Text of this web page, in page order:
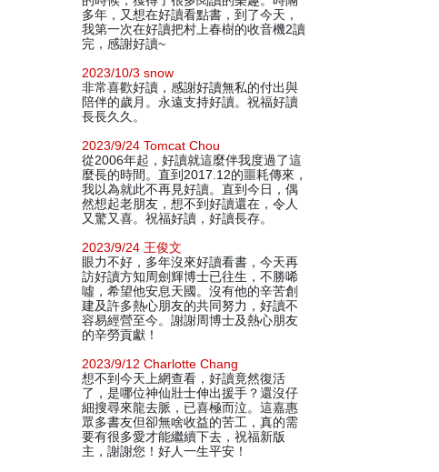
多年，又想在好讀看點書，到了今天，
我第一次在好讀把村上春樹的收音機2讀
完，感謝好讀~
2023/10/3 snow
非常喜歡好讀，感謝好讀無私的付出與
陪伴的歲月。永遠支持好讀。祝福好讀
長長久久。
2023/9/24 Tomcat Chou
從2006年起，好讀就這麼伴我度過了這
麼長的時間。直到2017.12的噩耗傳來，
我以為就此不再見好讀。直到今日，偶
然想起老朋友，想不到好讀還在，令人
又驚又喜。祝福好讀，好讀長存。
2023/9/24 王俊文
眼力不好，多年沒來好讀看書，今天再
訪好讀方知周劍輝博士已往生，不勝唏
噓，希望他安息天國。沒有他的辛苦創
建及許多熱心朋友的共同努力，好讀不
容易經營至今。謝謝周博士及熱心朋友
的辛勞貢獻！
2023/9/12 Charlotte Chang
想不到今天上網查看，好讀竟然復活
了，是哪位神仙壯士伸出援手？還沒仔
細搜尋來龍去脈，已喜極而泣。這嘉惠
眾多書友但卻無啥收益的苦工，真的需
要有很多愛才能繼續下去，祝福新版
主，謝謝您！好人一生平安！